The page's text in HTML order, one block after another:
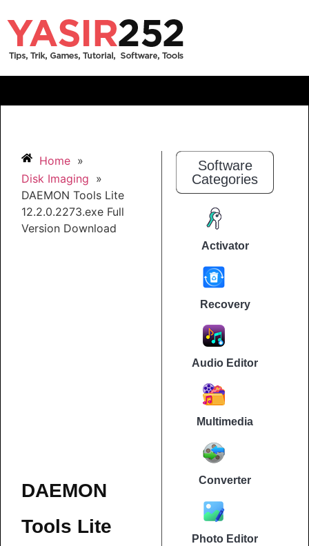
Home »
Disk Imaging »
DAEMON Tools Lite
12.2.0.2273.exe Full
Version Download
DAEMON
Tools Lite
Software
Categories
Activator
Recovery
Audio Editor
Multimedia
Converter
Photo Editor